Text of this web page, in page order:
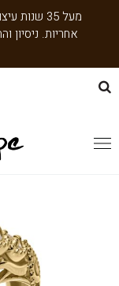
מעל 35
אחריות. ניסיון